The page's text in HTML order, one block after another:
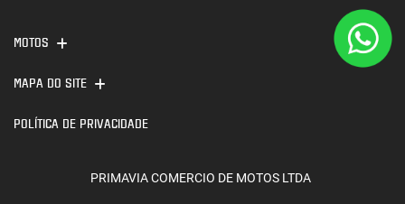
MOTOS
MAPA DO SITE
POLÍTICA DE PRIVACIDADE
PRIMAVIA COMERCIO DE MOTOS LTDA